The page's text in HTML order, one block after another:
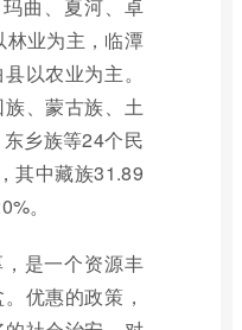
曲、夏河、卓
林业为主，临潭
以农业为主。
、蒙古族、土
乡族等24个民
其中藏族31.89
。
是一个资源丰
优惠的政策，